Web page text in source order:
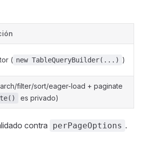
( new TableQueryBuilder(...) )
filter/sort/eager-load + paginate
es privado)
contra perPageOptions .